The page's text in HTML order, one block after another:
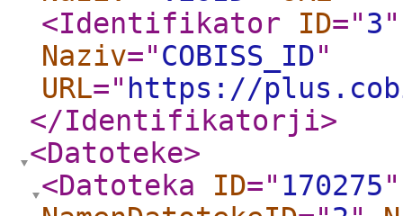
<Identifikator
ID="3"
Naziv="COBISS_ID"
URL=" https://
</Identifikatorji>
<Datoteke>
<Datoteka
ID=" 170275"